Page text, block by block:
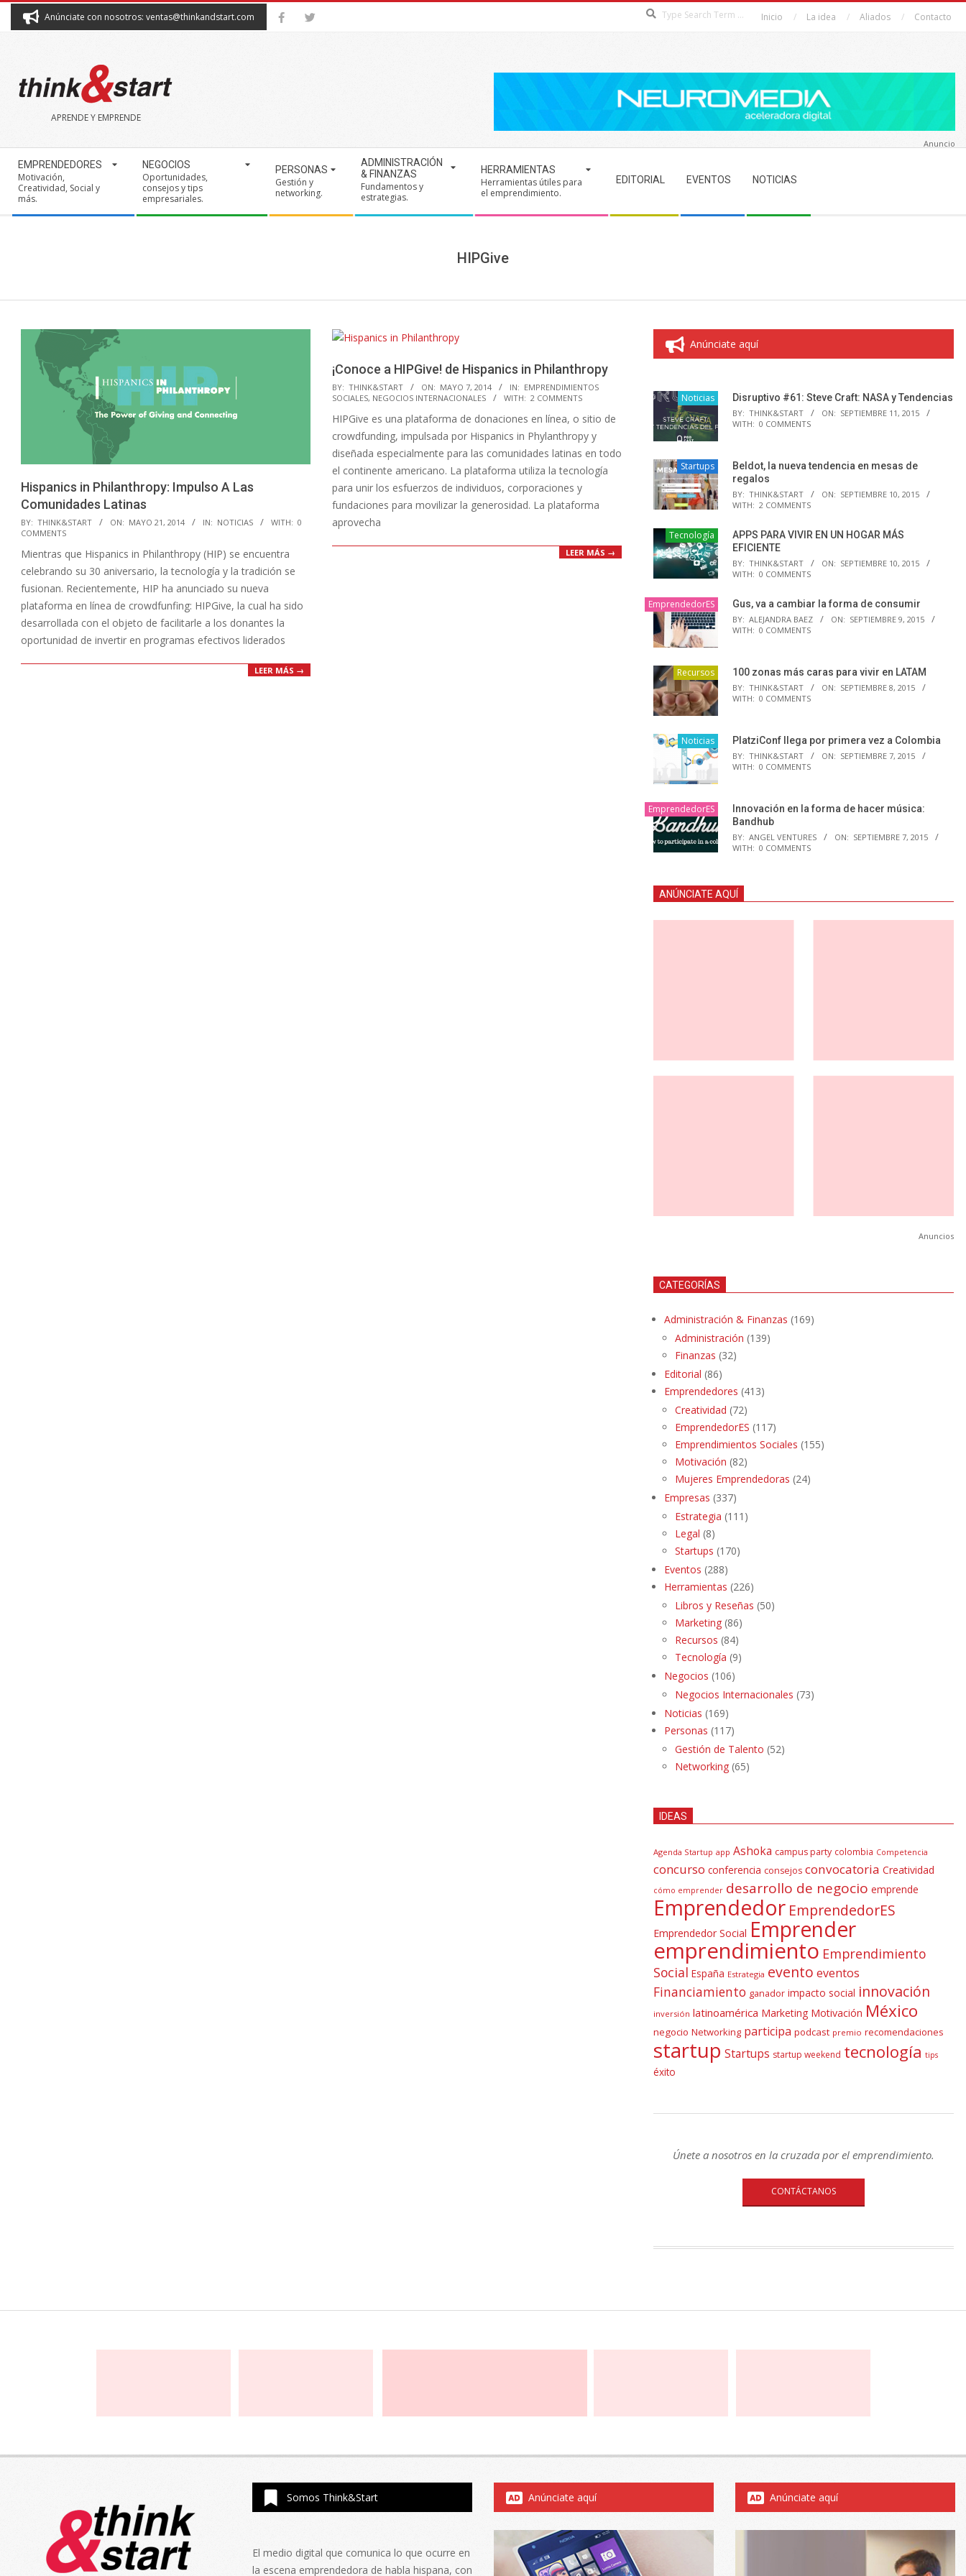
Anúnciate con nosotros: ventas@thinkandstart.com Inicio La idea Aliados Contacto
THINK&START
APRENDE Y EMPRENDE
Navigation
Menu
EMPRENDEDORES
Motivación,
Creatividad, Social y
más.
NEGOCIOS
Oportunidades,
consejos y tips
empresariales.
PERSONAS
Gestión y
networking.
ADMINISTRACIÓN
& FINANZAS
Fundamentos y
estrategias.
HERRAMIENTAS
Herramientas útiles para
el emprendimiento.
EDITORIAL EVENTOS NOTICIAS
Anuncio
HIPGive
Hispanics in Philanthropy: Impulso A Las
Comunidades Latinas
2014-
05-
21
BY: THINK&START ON: MAYO 21, 2014 IN: NOTICIAS WITH: 0
COMMENTS
Mientras que Hispanics in Philanthropy (HIP) se encuentra
celebrando su 30 aniversario, la tecnología y la tradición se
fusionan. Recientemente, HIP ha anunciado su nueva
plataforma en línea de crowdfunfing: HIPGive, la cual ha sido
desarrollada con el objeto de facilitarle a los donantes la
oportunidad de invertir en programas efectivos liderados
LEER MÁS →
¡Conoce a HIPGive! de Hispanics in Philanthropy
2014-
05-
07
BY: THINK&START ON: MAYO 7, 2014 IN: EMPRENDIMIENTOS
SOCIALES, NEGOCIOS INTERNACIONALES WITH: 2 COMMENTS
HIPGive es una plataforma de donaciones en línea, o sitio de
crowdfunding, impulsada por Hispanics in Phylanthropy y
diseñada especialmente para las comunidades latinas en todo
el continente americano. La plataforma utiliza la tecnología
para unir los esfuerzos de individuos, corporaciones y
fundaciones para movilizar la generosidad. La plataforma
aprovecha
LEER MÁS →
Anúnciate aquí
Noticias Disruptivo #61: Steve Craft: NASA y Tendencias
BY: THINK&START ON: SEPTIEMBRE 11, 2015
WITH: 0 COMMENTS
Startups
Beldot, la nueva tendencia en mesas de
regalos
BY: THINK&START ON: SEPTIEMBRE 10, 2015
WITH: 2 COMMENTS
Tecnología
APPS PARA VIVIR EN UN HOGAR MÁS
EFICIENTE
BY: THINK&START ON: SEPTIEMBRE 10, 2015
WITH: 0 COMMENTS
EmprendedorES Gus, va a cambiar la forma de consumir
BY: ALEJANDRA BAEZ ON: SEPTIEMBRE 9, 2015
WITH: 0 COMMENTS
Recursos 100 zonas más caras para vivir en LATAM
BY: THINK&START ON: SEPTIEMBRE 8, 2015
WITH: 0 COMMENTS
Noticias PlatziConf llega por primera vez a Colombia
BY: THINK&START ON: SEPTIEMBRE 7, 2015
WITH: 0 COMMENTS
EmprendedorES
Innovación en la forma de hacer música:
Bandhub
BY: ANGEL VENTURES ON: SEPTIEMBRE 7, 2015
WITH: 0 COMMENTS
ANÚNCIATE AQUÍ
Anuncios
CATEGORÍAS
Administración & Finanzas (169)
Administración (139)
Finanzas (32)
Editorial (86)
Emprendedores (413)
Creatividad (72)
EmprendedorES (117)
Emprendimientos Sociales (155)
Motivación (82)
Mujeres Emprendedoras (24)
Empresas (337)
Estrategia (111)
Legal (8)
Startups (170)
Eventos (288)
Herramientas (226)
Libros y Reseñas (50)
Marketing (86)
Recursos (84)
Tecnología (9)
Negocios (106)
Negocios Internacionales (73)
Noticias (169)
Personas (117)
Gestión de Talento (52)
Networking (65)
IDEAS
Agenda Startup app Ashoka campus party colombia Competencia
concurso conferencia consejos convocatoria Creatividad
cómo emprender desarrollo de negocio emprende
Emprendedor EmprendedorES
Emprendedor Social Emprender
emprendimiento Emprendimiento
Social España Estrategia evento eventos
Financiamiento ganador impacto social innovación
inversión latinoamérica Marketing Motivación México
negocio Networking participa podcast premio recomendaciones
startup Startups startup weekend tecnología tips
éxito
Únete a nosotros en la cruzada por el emprendimiento.
CONTÁCTANOS
Somos Think&Start
El medio digital que comunica lo que ocurre en
la escena emprendedora de habla hispana, con
Anúnciate aquí Anúnciate aquí